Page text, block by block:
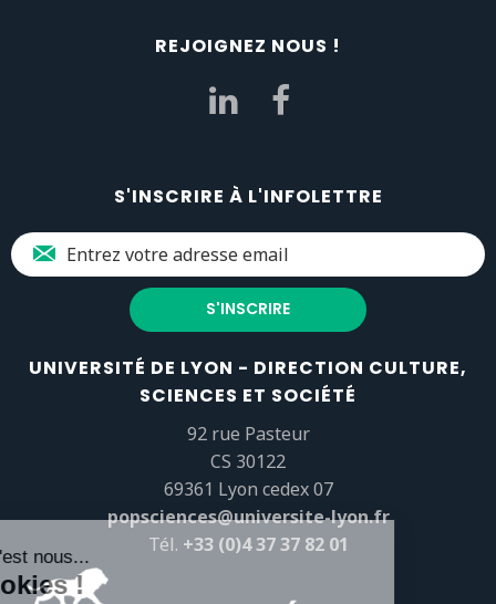
REJOIGNEZ NOUS !
S'INSCRIRE À L'INFOLETTRE
UNIVERSITÉ DE LYON - DIRECTION CULTURE,
SCIENCES ET SOCIÉTÉ
92 rue Pasteur
CS 30122
69361 Lyon cedex 07
popsciences@universite-lyon.fr
Tél. +33 (0)4 37 37 82 01